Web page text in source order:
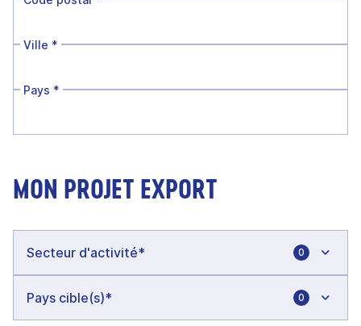
Ville *
Pays *
MON PROJET EXPORT
0
0